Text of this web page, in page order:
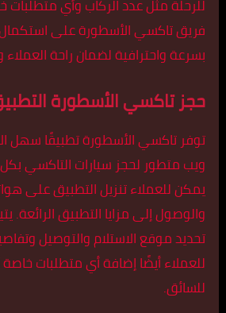
للرحلة مثل عدد الركاب وأي
فريق تاكسي الأسطورة على
بسرعة واحترافية لضمان راحة
حجز تاكسي الأسطورة
توفر تاكسي الأسطورة تطبيقًا سهل
ويب متطور لحجز سيارات التاكسي
يمكن للعملاء تنزيل التطبيق على
والوصول إلى مزايا التطبيق الرائعة.
تحديد موقع الاستلام والتوصيل
للعملاء أيضًا إضافة أي متطلبات
للسائق.